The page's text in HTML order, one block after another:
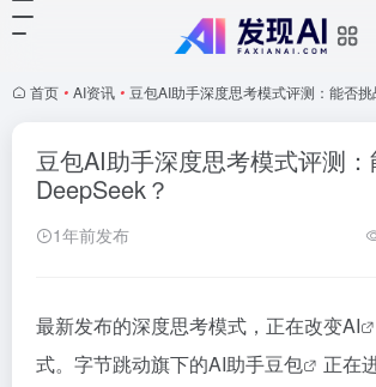
首页 • AI资讯 • 豆包AI助手深度思考模式评测：能否
豆包AI助手深度思考模式评测
DeepSeek？
1年前发布
最新发布的深度思考模式，正在改变AI
式。字节跳动旗下的AI助手豆包
正在